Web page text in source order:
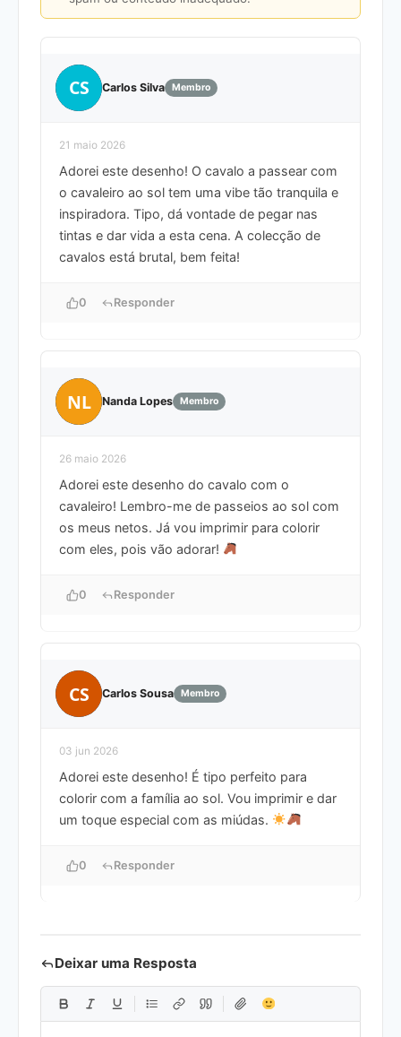
CS Carlos Silva Membro
21 maio 2026
Adorei este desenho! O cavalo a passear com
o cavaleiro ao sol tem uma vibe tão tranquila e
inspiradora. Tipo, dá vontade de pegar nas
tintas e dar vida a esta cena. A colecção de
cavalos está brutal, bem feita!
0 Responder
NL Nanda Lopes Membro
26 maio 2026
Adorei este desenho do cavalo com o
cavaleiro! Lembro-me de passeios ao sol com
os meus netos. Já vou imprimir para colorir
com eles, pois vão adorar!
0 Responder
CS Carlos Sousa Membro
03 jun 2026
Adorei este desenho! É tipo perfeito para
colorir com a família ao sol. Vou imprimir e dar
um toque especial com as miúdas.
0 Responder
Deixar uma Resposta